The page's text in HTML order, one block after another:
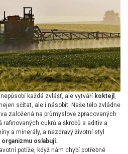
každá zvlášť, ale vytváří koktejl
sčítat, ale i násobit. Naše tělo zvládne
založená na průmyslově zpracovaných
cukrů a škrobů a aditiv a
a minerály, a nezdravý životní styl
oslabují.
potíže, když nám chybí potřebné